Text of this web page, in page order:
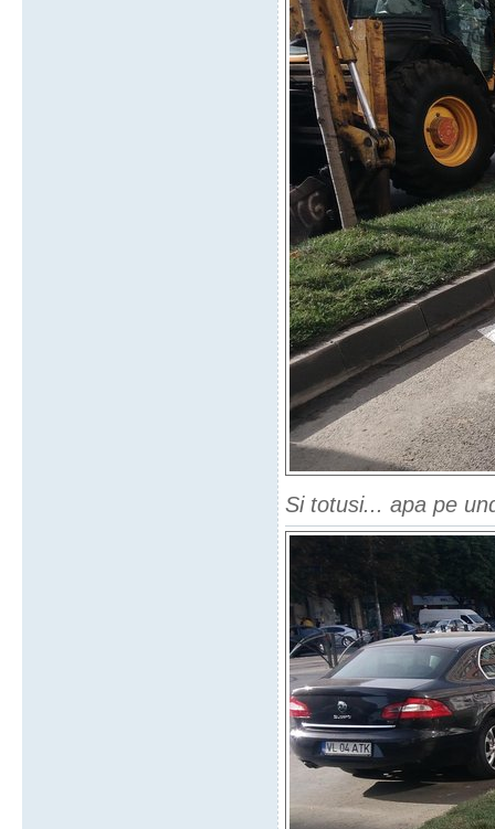
Si totusi... apa pe